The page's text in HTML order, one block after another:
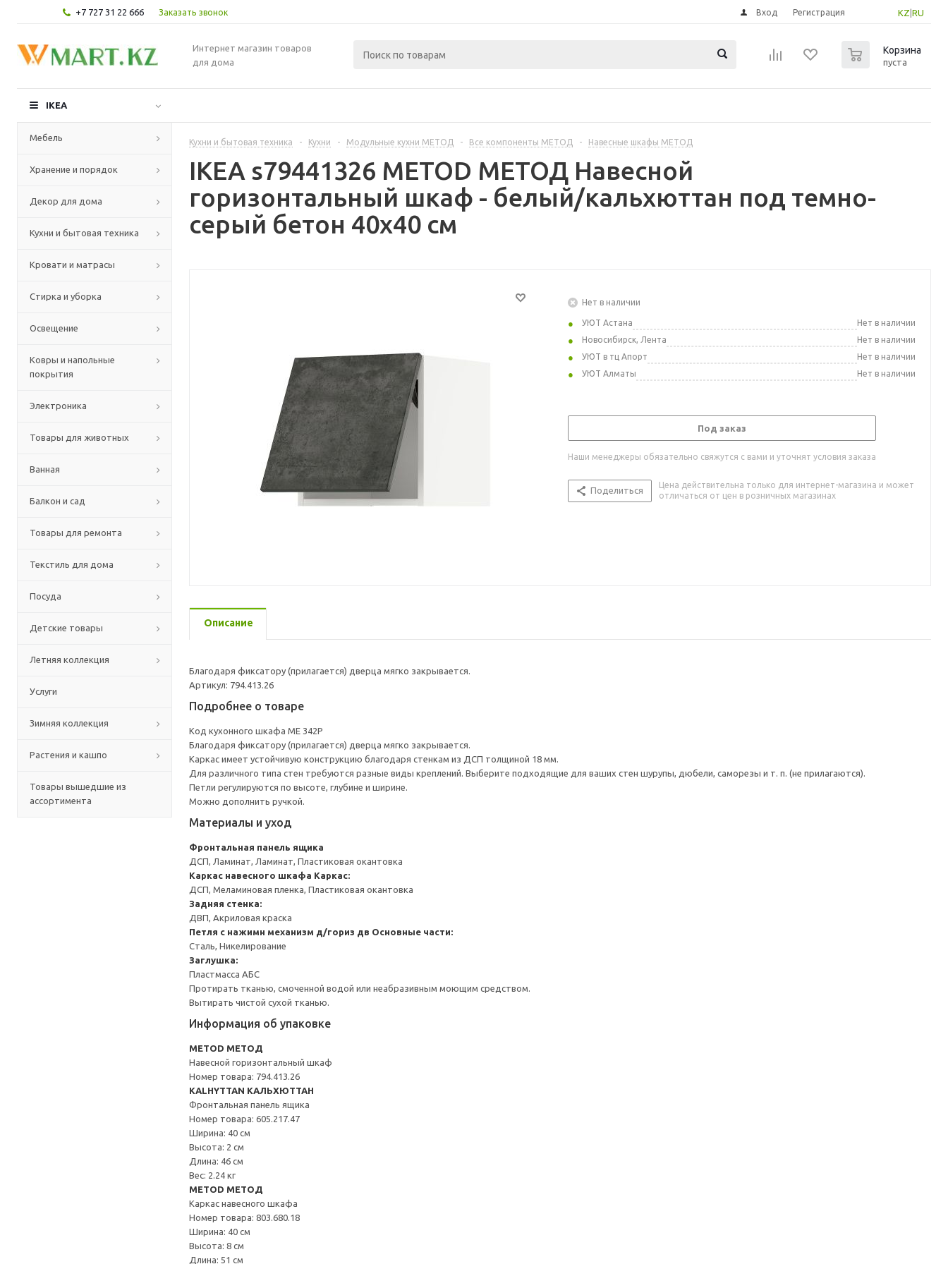
+7 727 31 22 666 Заказать звонок KZ RU
Вход Регистрация
Интернет магазин товаров
для дома
Корзина
пуста
IKEA
Мебель
Хранение и порядок
Декор для дома
Кухни и бытовая техника
Кровати и матрасы
Стирка и уборка
Освещение
Ковры и напольные
покрытия
Электроника
Товары для животных
Ванная
Балкон и сад
Товары для ремонта
Текстиль для дома
Посуда
Детские товары
Летняя коллекция
Услуги
Зимняя коллекция
Растения и кашпо
Товары вышедшие из
ассортимента
Кухни и бытовая техника - Кухни - Модульные кухни МЕТОД - Все компоненты МЕТОД - Навесные шкафы МЕТОД
IKEA s79441326 METOD МЕТОД Навесной
горизонтальный шкаф - белый/кальхюттан под темно-
серый бетон 40x40 см
Нет в наличии
УЮТ Астана
Нет в наличии
Новосибирск, Лента
Нет в наличии
УЮТ в тц Апорт
Нет в наличии
УЮТ Алматы
Нет в наличии
Под заказ
Наши менеджеры обязательно свяжутся с вами и уточнят условия заказа
Поделиться
Цена действительна только для интернет-магазина и может
отличаться от цен в розничных магазинах
Описание
Благодаря фиксатору (прилагается) дверца мягко закрывается.
Артикул: 794.413.26
Подробнее о товаре
Код кухонного шкафа ME 342P
Благодаря фиксатору (прилагается) дверца мягко закрывается.
Каркас имеет устойчивую конструкцию благодаря стенкам из ДСП толщиной 18 мм.
Для различного типа стен требуются разные виды креплений. Выберите подходящие для ваших стен шурупы, дюбели, саморезы и т. п. (не прилагаются).
Петли регулируются по высоте, глубине и ширине.
Можно дополнить ручкой.
Материалы и уход
Фронтальная панель ящика
ДСП, Ламинат, Ламинат, Пластиковая окантовка
Каркас навесного шкафа Каркас:
ДСП, Меламиновая пленка, Пластиковая окантовка
Задняя стенка:
ДВП, Акриловая краска
Петля с нажимн механизм д/гориз дв Основные части:
Сталь, Никелирование
Заглушка:
Пластмасса АБС
Протирать тканью, смоченной водой или неабразивным моющим средством.
Вытирать чистой сухой тканью.
Информация об упаковке
METOD МЕТОД
Навесной горизонтальный шкаф
Номер товара: 794.413.26
KALHYTTAN КАЛЬХЮТТАН
Фронтальная панель ящика
Номер товара: 605.217.47
Ширина: 40 см
Высота: 2 см
Длина: 46 см
Вес: 2.24 кг
METOD МЕТОД
Каркас навесного шкафа
Номер товара: 803.680.18
Ширина: 40 см
Высота: 8 см
Длина: 51 см